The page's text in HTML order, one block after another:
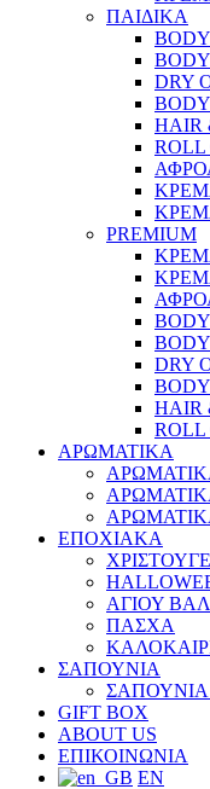
ΠΑΙΔΙΚΑ
DRY
HAIR
ROLL
PREMIUM
DRY
HAIR
ROLL
ΑΡΩΜΑΤΙΚΑ
ΕΠΟΧΙΑΚΑ
ΑΓΙΟΥ
ΠΑΣΧΑ
ΣΑΠΟΥΝΙΑ
ΣΑΠΟΥΝΙΑ
GIFT BOX
ABOUT US
ΕΠΙΚΟΙΝΩΝΙΑ
EN